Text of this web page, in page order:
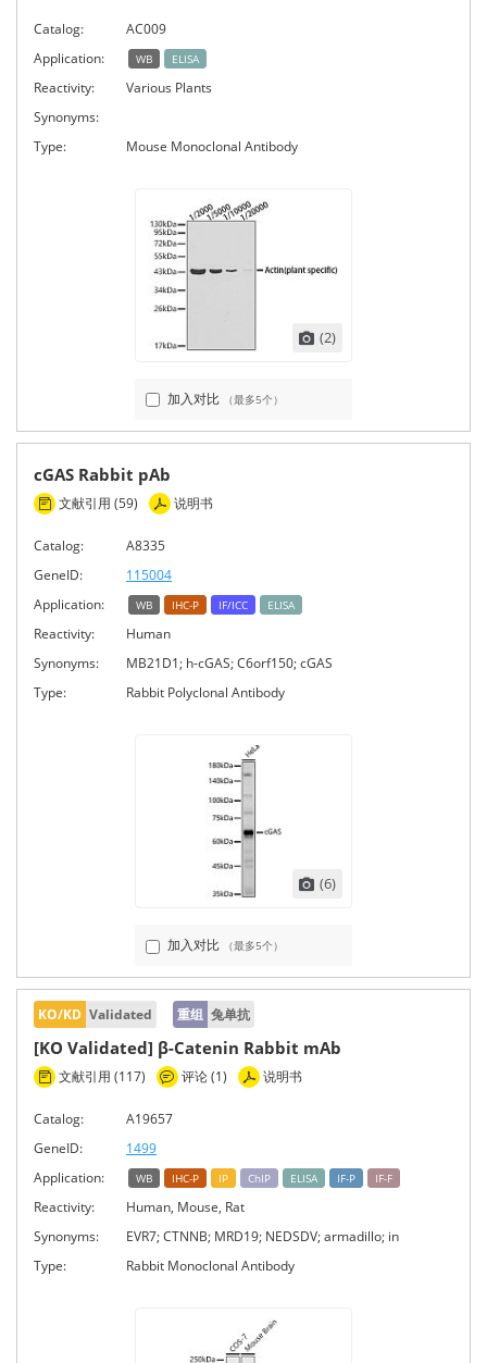
Catalog:
AC009
Application:
WB ELISA
Reactivity:
Various Plants
Synonyms:
Type:
Mouse Monoclonal Antibody
(2)
加入对比 （最多5个）
cGAS Rabbit pAb
文献引用 (59) 说明书
Catalog:
A8335
GeneID:
115004
Application:
WB IHC-P IF/ICC ELISA
Reactivity:
Human
Synonyms:
MB21D1; h-cGAS; C6orf150; cGAS
Type:
Rabbit Polyclonal Antibody
(6)
加入对比 （最多5个）
KO/KD Validated 重组 兔单抗
[KO Validated] β-Catenin Rabbit mAb
文献引用 (117) 评论 (1) 说明书
Catalog:
A19657
GeneID:
1499
Application:
WB IHC-P IP ChIP ELISA IF-P IF-F
Reactivity:
Human, Mouse, Rat
Synonyms:
EVR7; CTNNB; MRD19; NEDSDV; armadillo; in
Type:
Rabbit Monoclonal Antibody